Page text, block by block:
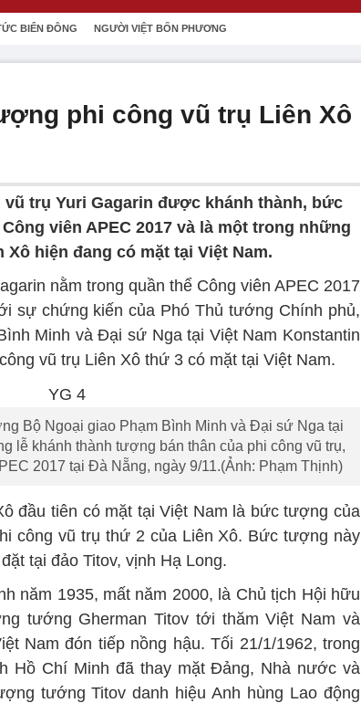
BIỂN ĐÔNG NGƯỜI VIỆT BỐN PHƯƠNG
phi công vũ trụ Liên Xô
trụ Yuri Gagarin được khánh thành, bức
viên APEC 2017 và là một trong những
hiện đang có mặt tại Việt Nam.
nằm trong quần thể Công viên APEC 2017
sự chứng kiến của Phó Thủ tướng Chính phủ,
Minh và Đại sứ Nga tại Việt Nam Konstantin
vũ trụ Liên Xô thứ 3 có mặt tại Việt Nam.
Bộ Ngoại giao Phạm Bình Minh và Đại sứ Nga tại
lễ khánh thành tượng bán thân của phi công vũ trụ,
2017 tại Đà Nẵng, ngày 9/11.(Ảnh: Phạm Thịnh)
đầu tiên có mặt tại Việt Nam là bức tượng của
công vũ trụ thứ 2 của Liên Xô. Bức tượng này
tại đảo Titov, vịnh Hạ Long.
năm 1935, mất năm 2000, là Chủ tịch Hội hữu
tướng Gherman Titov tới thăm Việt Nam và
Nam đón tiếp nồng hậu. Tối 21/1/1962, trong
Hồ Chí Minh đã thay mặt Đảng, Nhà nước và
tướng Titov danh hiệu Anh hùng Lao động